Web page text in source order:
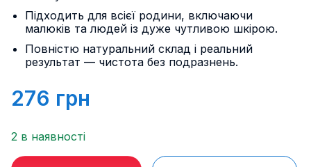
Підходить для всієї родини, включаючи
малюків та людей із дуже чутливою шкірою.
Повністю натуральний склад і реальний
результат — чистота без подразнень.
276 грн
2 в наявності